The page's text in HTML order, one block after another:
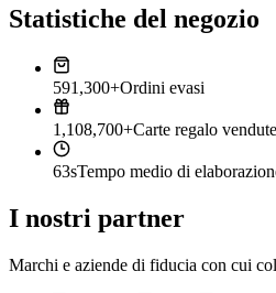
Statistiche del negozio
591,300+Ordini evasi
1,108,700+Carte regalo vendute
63sTempo medio di
I nostri partner
Marchi e aziende di fiducia con cui